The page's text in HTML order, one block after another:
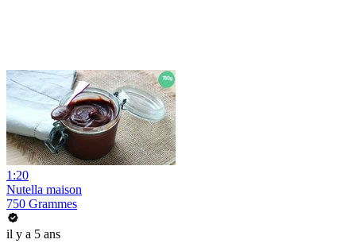
1:20
Nutella maison
750 Grammes
il y a 5 ans